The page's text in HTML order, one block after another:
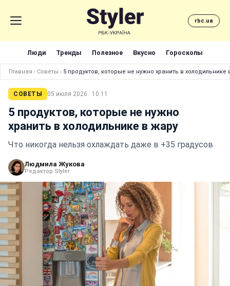
rbc.ua
Люди Тренды Полезное Вкусно Гороскопы
Главная › Советы › 5 продуктов, которые не нужно хранить в холодильнике
СОВЕТЫ 05 июля 2026 · 10:11
5 продуктов, которые не нужно
хранить в холодильнике в жару
Что никогда нельзя охлаждать даже в +35 градусов
Людмила Жукова
Редактор Styler